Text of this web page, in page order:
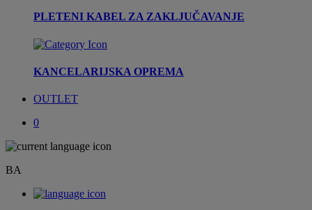
PLETENI KABEL ZA ZAKLJUČAVANJE
KANCELARIJSKA OPREMA
OUTLET
0
BA